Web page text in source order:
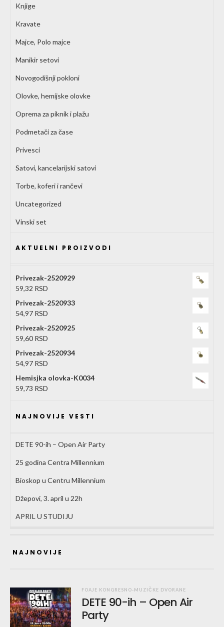
Knjige
Kravate
Majce, Polo majce
Manikir setovi
Novogodišnji pokloni
Olovke, hemijske olovke
Oprema za piknik i plažu
Podmetači za čase
Privesci
Satovi, kancelarijski satovi
Torbe, koferi i rančevi
Uncategorized
Vinski set
AKTUELNI PROIZVODI
Privezak-2520929
59,32 RSD
Privezak-2520933
54,97 RSD
Privezak-2520925
59,60 RSD
Privezak-2520934
54,97 RSD
Hemisjka olovka-K0034
59,73 RSD
NAJNOVIJE VESTI
DETE 90-ih – Open Air Party
25 godina Centra Millennium
Bioskop u Centru Millennium
Džepovi, 3. april u 22h
APRIL U STUDIJU
NAJNOVIJE
FOAJE KONGRESNO-MUZIČKE DVORANE
DETE 90-ih – Open Air
Party